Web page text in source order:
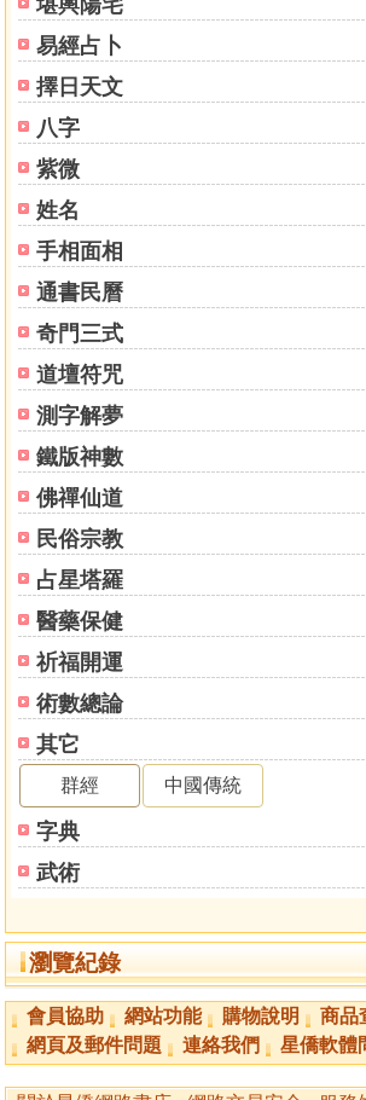
易經占卜
擇日天文
八字
紫微
姓名
手相面相
通書民曆
奇門三式
道壇符咒
測字解夢
鐵版神數
佛禪仙道
民俗宗教
占星塔羅
醫藥保健
祈福開運
術數總論
其它
群經 中國傳統
字典
武術
瀏覽紀錄
會員協助 網站功能 購物說明 商品
網頁及郵件問題
連絡我們 星僑軟體